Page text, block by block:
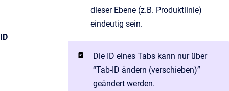
ID
dieser Ebene (z.B. Produktlinie)
eindeutig sein.
Die ID eines Tabs kann nur über
“Tab-ID ändern (verschieben)”
geändert werden.